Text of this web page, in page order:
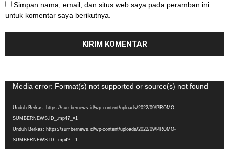
Simpan nama, email, dan situs web saya pada peramban ini
untuk komentar saya berikutnya.
Pemutar
Media error: Format(s) not supported or source(s) not found
Unduh Berkas: https://sumbernews.id/wp-content/uploads/2022/09/PROMO-
SUMBERNEWS.ID_.mp4?_=1
Unduh Berkas: https://sumbernews.id/wp-content/uploads/2022/09/PROMO-
SUMBERNEWS.ID_.mp4?_=1